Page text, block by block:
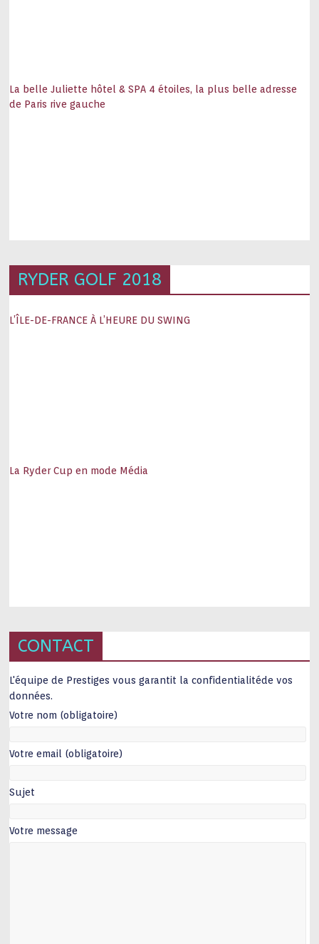
La belle Juliette hôtel & SPA 4 étoiles, la plus belle adresse
de Paris rive gauche
RYDER GOLF 2018
L’ÎLE-DE-FRANCE À L’HEURE DU SWING
La Ryder Cup en mode Média
CONTACT
L'équipe de Prestiges vous garantit la confidentialitéde vos
données.
Votre nom (obligatoire)
Votre email (obligatoire)
Sujet
Votre message